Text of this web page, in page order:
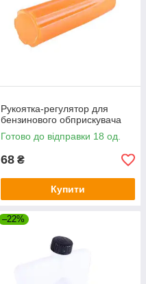
Рукоятка-регулятор для
бензинового обприскувача
Готово до відправки 18 од.
68 ₴
Купити
–22%